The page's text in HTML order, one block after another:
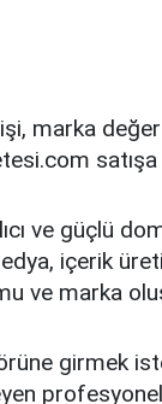
marka
ve güçlü
içerik
ve marka
girmek